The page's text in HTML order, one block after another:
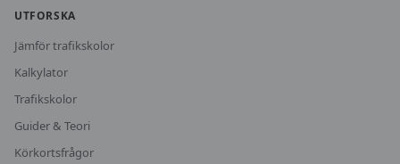
UTFORSKA
Jämför trafikskolor
Kalkylator
Trafikskolor
Guider & Teori
Körkortsfrågor